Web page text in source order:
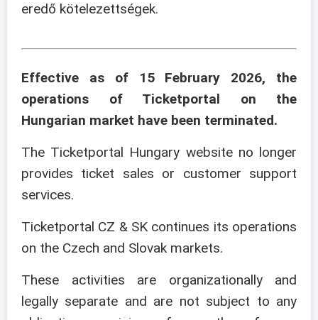
eredő kötelezettségek.
Effective as of 15 February 2026, the
operations of Ticketportal on the
Hungarian market have been terminated.
The Ticketportal Hungary website no longer
provides ticket sales or customer support
services.
Ticketportal CZ & SK continues its operations
on the Czech and Slovak markets.
These activities are organizationally and
legally separate and are not subject to any